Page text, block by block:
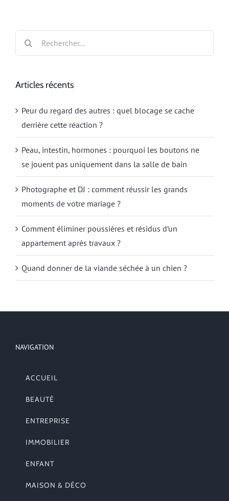
Articles récents
Peur du regard des autres : quel blocage se cache
derrière cette réaction ?
Peau, intestin, hormones : pourquoi les boutons ne
se jouent pas uniquement dans la salle de bain
Photographe et DJ : comment réussir les grands
moments de votre mariage ?
Comment éliminer poussières et résidus d’un
appartement après travaux ?
Quand donner de la viande séchée à un chien ?
NAVIGATION
ACCUEIL
BEAUTÉ
ENTREPRISE
IMMOBILIER
ENFANT
MAISON & DÉCO